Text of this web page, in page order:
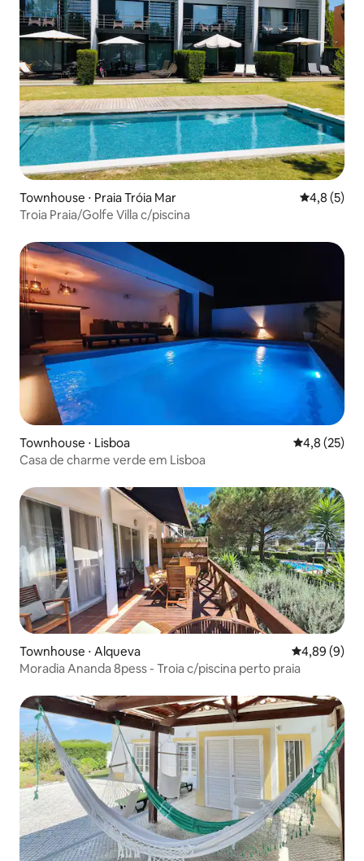
Townhouse ⋅ Praia Tróia Mar 4,8 de
4,8 (5)
Troia Praia/Golfe Villa c/piscina
Townhouse ⋅ Lisboa 4,8 de uma
4,8 (25)
Casa de charme verde em Lisboa
Townhouse ⋅ Alqueva 4,89 de uma
4,89 (9)
Moradia Ananda 8pess - Troia c/piscina perto praia